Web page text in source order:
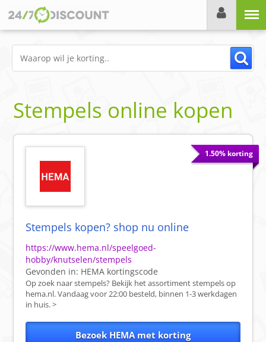
Stempels online kopen
1.50% korting
Stempels kopen? shop nu online
https://www.hema.nl/speelgoed-
hobby/knutselen/stempels
Gevonden in: HEMA kortingscode
Op zoek naar stempels? Bekijk het assortiment stempels op
hema.nl. Vandaag voor 22:00 besteld, binnen 1-3 werkdagen
in huis. >
Bezoek HEMA met korting